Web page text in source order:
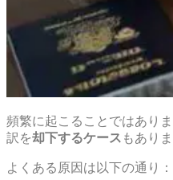
頻繁に起こることではあり
訳を却下するケース もあり
よくある原因は以下の通り：